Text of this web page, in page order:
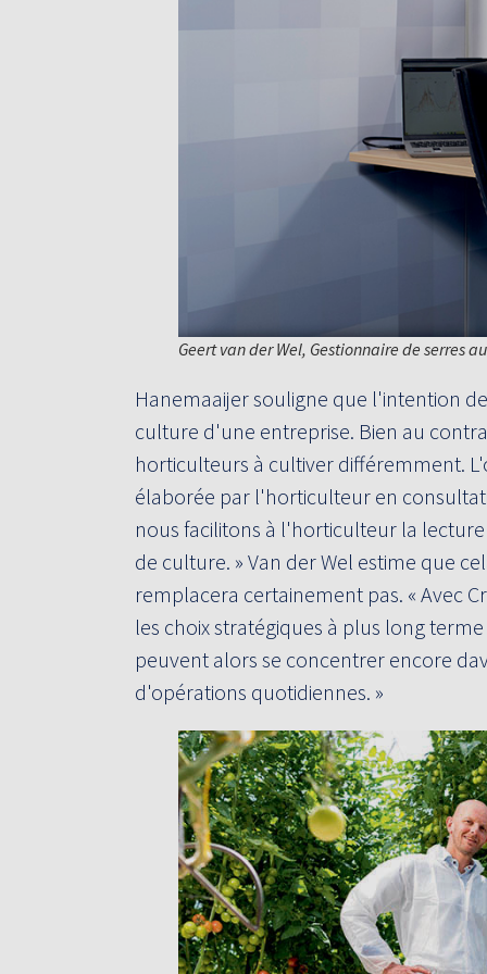
Geert van der Wel, Gestionnaire de serres
Hanemaaijer souligne que l'intention
culture d'une entreprise. Bien au
horticulteurs à cultiver différemment.
élaborée par l'horticulteur en
nous facilitons à l'horticulteur la
de culture. » Van der Wel estime que
remplacera certainement pas. « Avec
les choix stratégiques à plus long
peuvent alors se concentrer encore
d'opérations quotidiennes. »